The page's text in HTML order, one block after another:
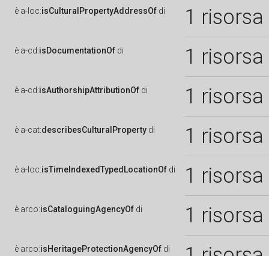
è a-loc:isCulturalPropertyAddressOf di 1 risorsa
è a-cd:isDocumentationOf di 1 risorsa
è a-cd:isAuthorshipAttributionOf di 1 risorsa
è a-cat:describesCulturalProperty di 1 risorsa
è a-loc:isTimeIndexedTypedLocationOf di 1 risorsa
è arco:isCataloguingAgencyOf di 1 risorsa
è arco:isHeritageProtectionAgencyOf di